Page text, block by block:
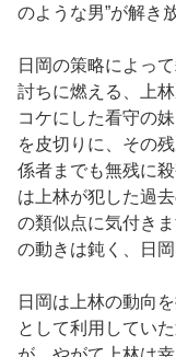
のような男”が解き
日岡の策略によっ
討ちに燃える、上
コケにした看守の
を皮切りに、その
係者までも無残に
は上林が犯した過
の類似点に気付き
の動きは鈍く、日
日岡は上林の動向
として利用してい